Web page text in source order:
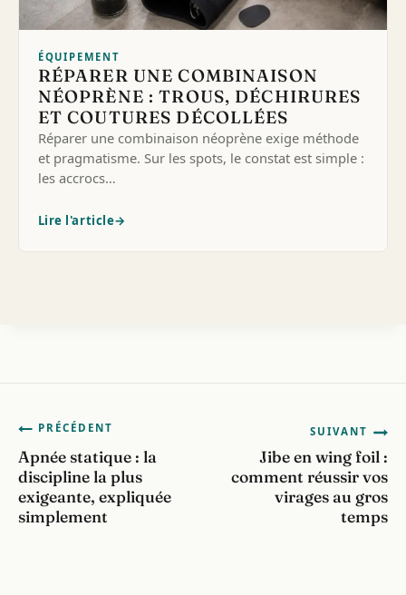
ÉQUIPEMENT
RÉPARER UNE COMBINAISON
NÉOPRÈNE : TROUS, DÉCHIRURES
ET COUTURES DÉCOLLÉES
Réparer une combinaison néoprène exige méthode
et pragmatisme. Sur les spots, le constat est simple :
les accrocs…
Lire l'article→
Navigation
de
l’article
PRÉCÉDENT
Apnée statique : la
discipline la plus
exigeante, expliquée
simplement
SUIVANT
Jibe en wing foil :
comment réussir vos
virages au gros
temps